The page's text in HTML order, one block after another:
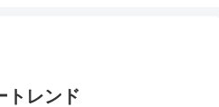
トレンド